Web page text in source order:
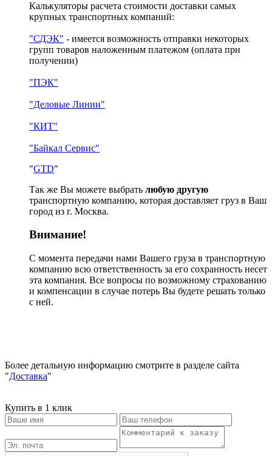
Калькуляторы расчета стоимости доставки самых
крупных транспортных компаний:
"СДЭК" - имеется возможность отправки некоторых
групп товаров наложенным платежом (оплата при
получении)
"ПЭК"
"Деловые Линии"
"КИТ"
"Байкал Сервис"
"GTD"
Так же Вы можете выбрать любую другую
транспортную компанию, которая доставляет груз в Ваш
город из г. Москва.
Внимание!
С момента передачи нами Вашего груза в транспортную
компанию всю ответственность за его сохранность несет
эта компания. Все вопросы по возможному страхованию
и компенсации в случае потерь Вы будете решать только
с ней.
Более детальную информацию смотрите в разделе сайта
"Доставка"
Купить в 1 клик